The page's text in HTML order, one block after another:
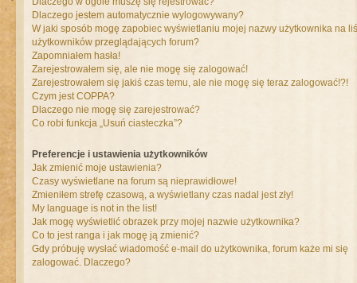
Dlaczego jestem automatycznie wylogowywany?
W jaki sposób mogę zapobiec wyświetlaniu mojej nazwy użytkownika na
użytkowników przeglądających forum?
Zapomniałem hasła!
Zarejestrowałem się, ale nie mogę się zalogować!
Zarejestrowałem się jakiś czas temu, ale nie mogę się teraz zalogować!?!
Czym jest COPPA?
Dlaczego nie mogę się zarejestrować?
Co robi funkcja „Usuń ciasteczka”?
Preferencje i ustawienia użytkowników
Jak zmienić moje ustawienia?
Czasy wyświetlane na forum są nieprawidłowe!
Zmieniłem strefę czasową, a wyświetlany czas nadal jest zły!
My language is not in the list!
Jak mogę wyświetlić obrazek przy mojej nazwie użytkownika?
Co to jest ranga i jak mogę ją zmienić?
Gdy próbuję wysłać wiadomość e-mail do użytkownika, forum każe mi się
zalogować. Dlaczego?